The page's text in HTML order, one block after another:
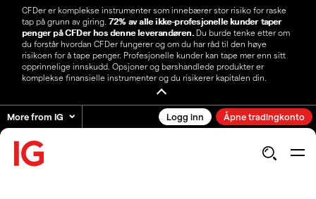
CFDer er komplekse instrumenter som innebærer stor risiko for raske
tap på grunn av giring. 72% av alle ikke-profesjonelle kunder taper
penger på CFDer hos denne leverandøren.Du burde tenke etter om
du forstår hvordan CFDer fungerer og om du har råd til den høye
risikoen for å tape penger. Profesjonelle kunder kan tape mer enn sitt
opprinnelige innskudd. Opsjoner og børshandlede produkter er
komplekse finansielle instrumenter og du risikerer kapitalen din.
More from IG Logg inn Åpne tradingkonto